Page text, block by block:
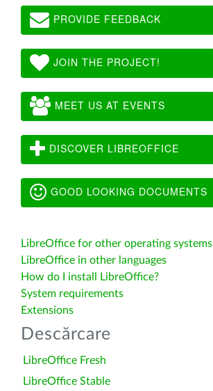
PROVIDE FEEDBACK
JOIN THE PROJECT!
MEET US AT EVENTS
DISCOVER LIBREOFFICE
GOOD LOOKING DOCUMENTS
LibreOffice for other operating systems
LibreOffice in other languages
How do I install LibreOffice?
System requirements
Extensions
Descărcare
LibreOffice Fresh
LibreOffice Stable